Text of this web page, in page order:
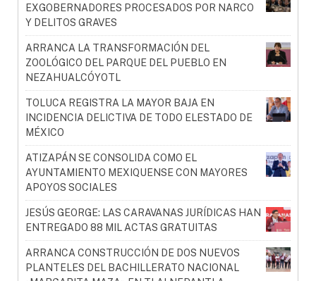
EXGOBERNADORES PROCESADOS POR NARCO
Y DELITOS GRAVES
ARRANCA LA TRANSFORMACIÓN DEL
ZOOLÓGICO DEL PARQUE DEL PUEBLO EN
NEZAHUALCÓYOTL
TOLUCA REGISTRA LA MAYOR BAJA EN
INCIDENCIA DELICTIVA DE TODO ELESTADO DE
MÉXICO
ATIZAPÁN SE CONSOLIDA COMO EL
AYUNTAMIENTO MEXIQUENSE CON MAYORES
APOYOS SOCIALES
JESÚS GEORGE: LAS CARAVANAS JURÍDICAS HAN
ENTREGADO 88 MIL ACTAS GRATUITAS
ARRANCA CONSTRUCCIÓN DE DOS NUEVOS
PLANTELES DEL BACHILLERATO NACIONAL